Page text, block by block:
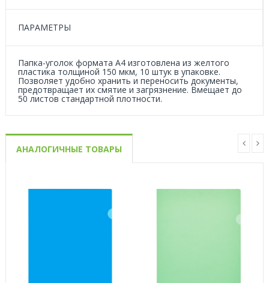
ПАРАМЕТРЫ
Папка-уголок формата А4 изготовлена из желтого
пластика толщиной 150 мкм, 10 штук в упаковке.
Позволяет удобно хранить и переносить документы,
предотвращает их смятие и загрязнение. Вмещает до
50 листов стандартной плотности.
АНАЛОГИЧНЫЕ ТОВАРЫ